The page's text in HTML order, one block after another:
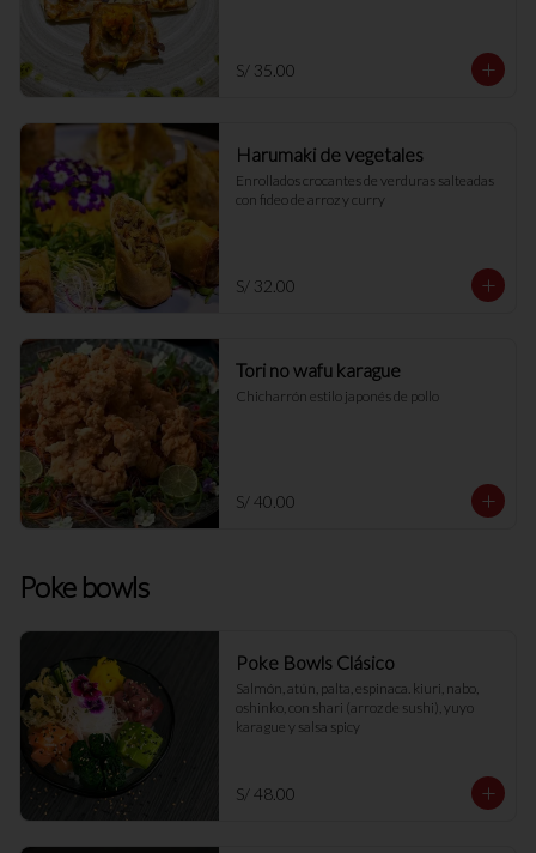
S/ 35.00
Harumaki de vegetales
Enrollados crocantes de verduras salteadas
con fideo de arroz y curry
S/ 32.00
Tori no wafu karague
Chicharrón estilo japonés de pollo
S/ 40.00
Poke bowls
Poke Bowls Clásico
Salmón, atún, palta, espinaca. kiuri, nabo,
oshinko, con shari (arroz de sushi), yuyo
karague y salsa spicy
S/ 48.00